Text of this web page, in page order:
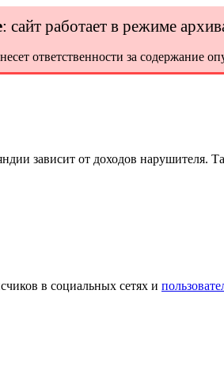
: сайт работает в режиме
ответственности за содержание
зависит от доходов нарушителя.
в социальных сетях и